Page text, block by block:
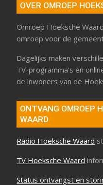
OVER OMROEP
Omroep Hoeksche
omroep voor de
Dagelijks maken
TV-programma’s en
de inwoners van de
ONTVANG OMROEP
WAARD
Radio Hoeksche Waard
TV Hoeksche Waard
Status ontvangst en